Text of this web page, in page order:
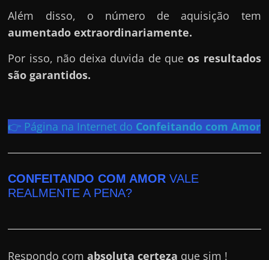
a
i
n
i
n
a
n
Além disso, o número de aquisição tem
aumentado extraordinariamente.
Por isso, não deixa duvida de queos resultados
são garantidos.
👉 Página na Internet do Confeitando com Amor
CONFEITANDO COM AMOR VALE
REALMENTE A PENA?
Respondo comabsoluta certeza que sim !